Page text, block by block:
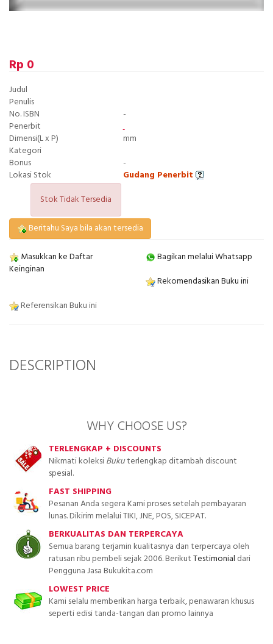
Rp 0
Judul
Penulis
No. ISBN
-
Penerbit
Dimensi(L x P)
mm
Kategori
Bonus
-
Lokasi Stok
Gudang Penerbit
Stok Tidak Tersedia
Beritahu Saya bila akan tersedia
Masukkan ke Daftar
Keinginan
Bagikan melalui Whatsapp
Rekomendasikan Buku ini
Referensikan Buku ini
DESCRIPTION
WHY CHOOSE US?
TERLENGKAP + DISCOUNTS
Nikmati koleksiBukuterlengkap ditambah discount
spesial.
FAST SHIPPING
Pesanan Anda segera Kami proses setelah pembayaran
lunas. Dikirim melalui TIKI, JNE, POS, SICEPAT.
BERKUALITAS DAN TERPERCAYA
Semua barang terjamin kualitasnya dan terpercaya oleh
ratusan ribu pembeli sejak 2006. BerikutTestimonial dari
Pengguna Jasa Bukukita.com
LOWEST PRICE
Kami selalu memberikan harga terbaik, penawaran khusus
seperti edisi tanda-tangan dan promo lainnya